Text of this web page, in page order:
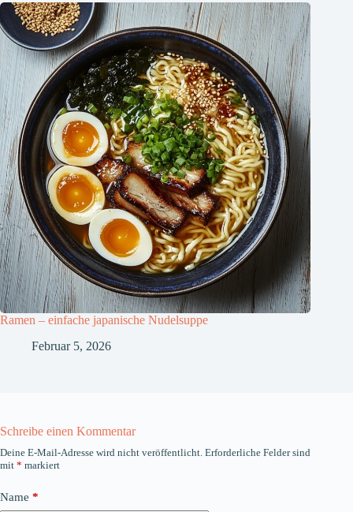
Ramen – einfache japanische Nudelsuppe
Februar 5, 2026
Schreibe einen Kommentar
Deine E-Mail-Adresse wird nicht veröffentlicht. Erforderliche Felder sind
mit * markiert
Name *